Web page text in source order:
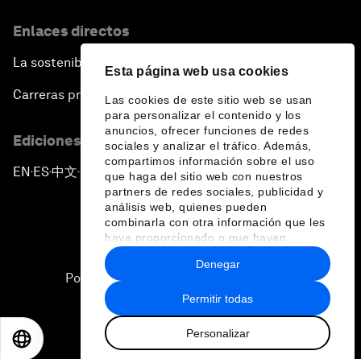
Esta página web usa cookies
Las cookies de este sitio web se usan
para personalizar el contenido y los
anuncios, ofrecer funciones de redes
sociales y analizar el tráfico. Además,
compartimos información sobre el uso
que haga del sitio web con nuestros
partners de redes sociales, publicidad y
análisis web, quienes pueden
combinarla con otra información que les
haya proporcionado o que hayan
recopilado a partir del uso que haya
hecho de sus servicios.
Permitir todas
Personalizar
Denegar
Enlaces directos
La sostenibilidad en el Foro
Carreras profesionales
Ediciones en otros idiomas
EN ▪ES▪中文▪ 日本語
Política de privacidad y normas de uso
Sitemap
2026 Foro Económico Mundial